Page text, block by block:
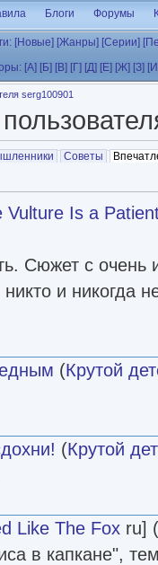
Блоги Форумы
[Новые] [Жанры] [Серии]
[А] [Б] [В] [Г] [Д] [Е] [Ж] [З]
serg100901
Советы
Is a
Сюжет с очень
и никогда
(Крутой
(Крутой
Like The Fox ru] (
в капкане",